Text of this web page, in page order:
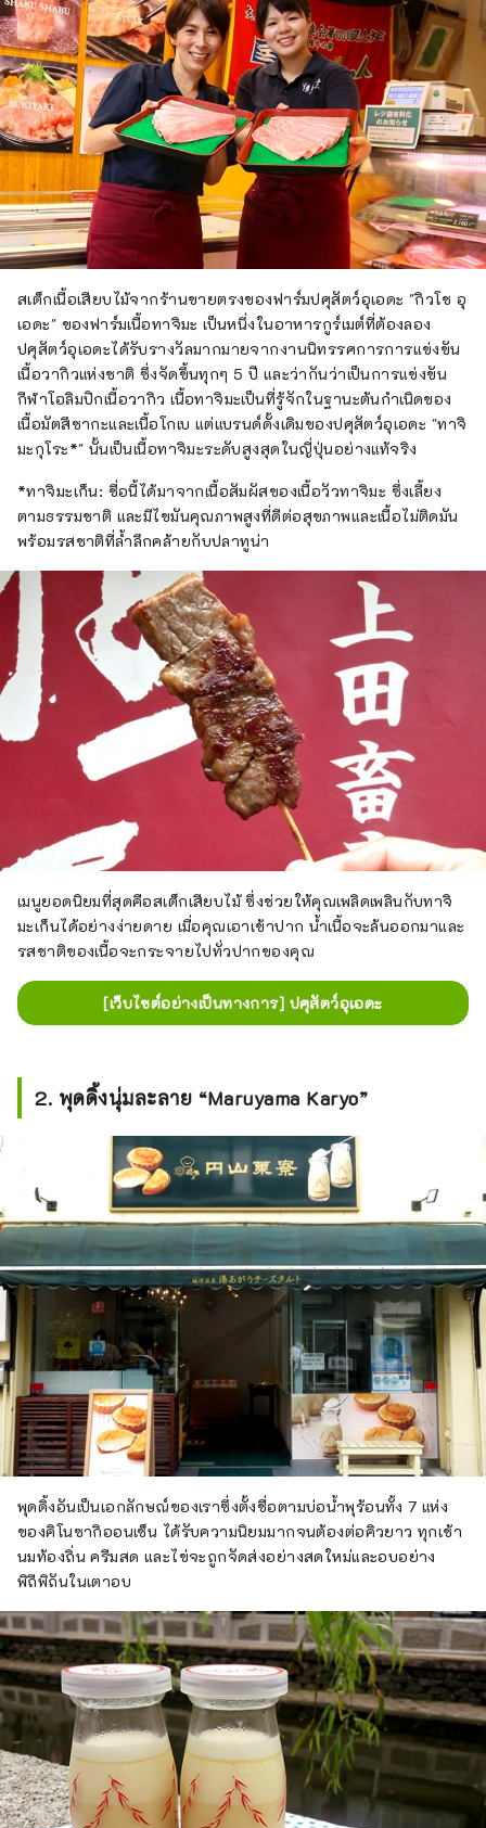
สเต็กเนื้อเสียบไม้จากร้านขายตรงของฟาร์มปศุสัตว์อุเอดะ "กิวโช อุ
เอดะ" ของฟาร์มเนื้อทาจิมะ เป็นหนึ่งในอาหารกูร์เมต์ที่ต้องลอง
ปศุสัตว์อุเอดะได้รับรางวัลมากมายจากงานนิทรรศการการแข่งขัน
เนื้อวากิวแห่งชาติ ซึ่งจัดขึ้นทุกๆ 5 ปี และว่ากันว่าเป็นการแข่งขัน
กีฬาโอลิมปิกเนื้อวากิว เนื้อทาจิมะเป็นที่รู้จักในฐานะต้นกำเนิดของ
เนื้อมัตสึซากะและเนื้อโกเบ แต่แบรนด์ดั้งเดิมของปศุสัตว์อุเอดะ "ทาจิ
มะกุโระ*" นั้นเป็นเนื้อทาจิมะระดับสูงสุดในญี่ปุ่นอย่างแท้จริง
*ทาจิมะเก็น: ชื่อนี้ได้มาจากเนื้อสัมผัสของเนื้อวัวทาจิมะ ซึ่งเลี้ยง
ตามธรรมชาติ และมีไขมันคุณภาพสูงที่ดีต่อสุขภาพและเนื้อไม่ติดมัน
พร้อมรสชาติที่ล้ำลึกคล้ายกับปลาทูน่า
เมนูยอดนิยมที่สุดคือสเต็กเสียบไม้ ซึ่งช่วยให้คุณเพลิดเพลินกับทาจิ
มะเก็นได้อย่างง่ายดาย เมื่อคุณเอาเข้าปาก น้ำเนื้อจะล้นออกมาและ
รสชาติของเนื้อจะกระจายไปทั่วปากของคุณ
[เว็บไซต์อย่างเป็นทางการ] ปศุสัตว์อุเอดะ
2. พุดดิ้งนุ่มละลาย “Maruyama Karyo”
พุดดิ้งอันเป็นเอกลักษณ์ของเราซึ่งตั้งชื่อตามบ่อน้ำพุร้อนทั้ง 7 แห่ง
ของคิโนซากิออนเซ็น ได้รับความนิยมมากจนต้องต่อคิวยาว ทุกเช้า
นมท้องถิ่น ครีมสด และไข่จะถูกจัดส่งอย่างสดใหม่และอบอย่าง
พิถีพิถันในเตาอบ